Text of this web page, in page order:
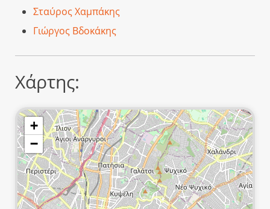
Σταύρος Χαμπάκης
Γιώργος Βδοκάκης
Χάρτης:
+
−